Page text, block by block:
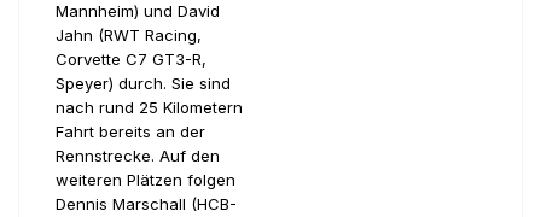
Mannheim) und David
Jahn (RWT Racing,
Corvette C7 GT3-R,
Speyer) durch. Sie sind
nach rund 25 Kilometern
Fahrt bereits an der
Rennstrecke. Auf den
weiteren Plätzen folgen
Dennis Marschall (HCB-